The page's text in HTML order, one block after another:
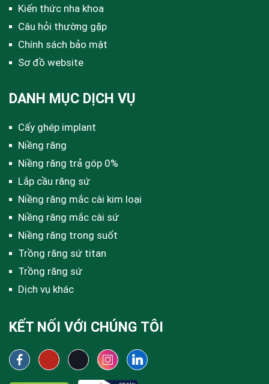
Kiến thức nha khoa
Câu hỏi thường gặp
Chính sách bảo mật
Sơ đồ website
DANH MỤC DỊCH VỤ
Cấy ghép implant
Niềng răng
Niềng răng trả góp 0%
Lắp cầu răng sứ
Niềng răng mắc cài kim loại
Niềng răng mắc cài sứ
Niềng răng trong suốt
Trồng răng sứ titan
Trồng răng sứ
Dịch vụ khác
KẾT NỐI VỚI CHÚNG TÔI